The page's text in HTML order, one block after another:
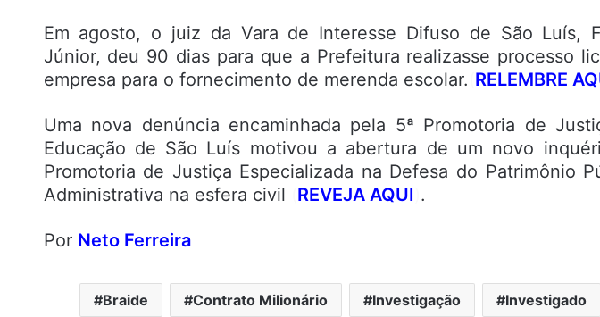
Em agosto, o juiz da Vara de Interesse Difuso de São Luís,
Júnior, deu 90 dias para que a Prefeitura realizasse processo
empresa para o fornecimento de merenda escolar. RELEMBRE
Uma nova denúncia encaminhada pela 5ª Promotoria de
Educação de São Luís motivou a abertura de um novo
Promotoria de Justiça Especializada na Defesa do Patrimônio
Administrativa na esfera civil
REVEJA AQUI .
Por Neto Ferreira
Braide Contrato Milionário Investigação Investigado